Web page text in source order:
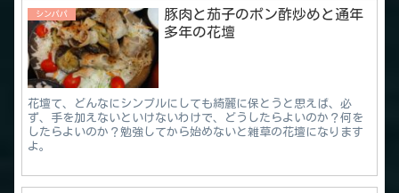
シンパパ
豚肉と茄子のポン酢炒めと通年
多年の花壇
花壇て、どんなにシンプルにしても綺麗に保とうと思えば、必
ず、手を加えないといけないわけで、どうしたらよいのか？何を
したらよいのか？勉強してから始めないと雑草の花壇になります
よ。